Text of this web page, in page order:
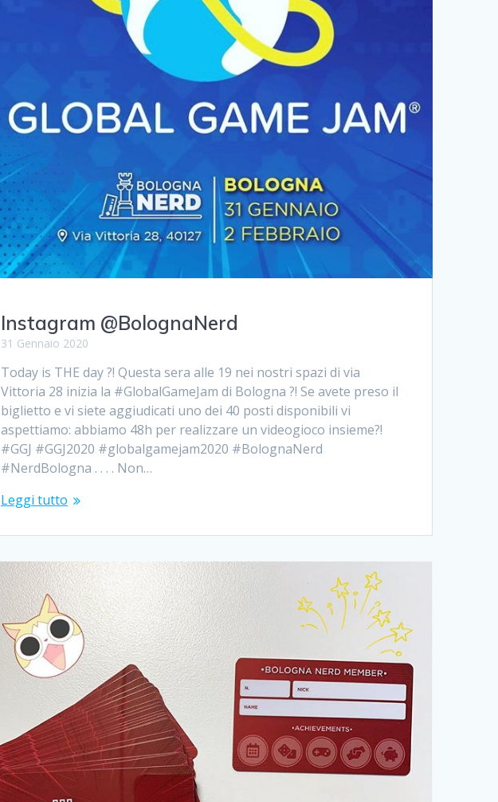
Instagram @BolognaNerd
31 Gennaio 2020
Today is THE day ?! Questa sera alle 19 nei nostri spazi di via
Vittoria 28 inizia la #GlobalGameJam di Bologna ?! Se avete preso il
biglietto e vi siete aggiudicati uno dei 40 posti disponibili vi
aspettiamo: abbiamo 48h per realizzare un videogioco insieme?!
#GGJ #GGJ2020 #globalgamejam2020 #BolognaNerd
#NerdBologna . . . . Non…
Leggi tutto